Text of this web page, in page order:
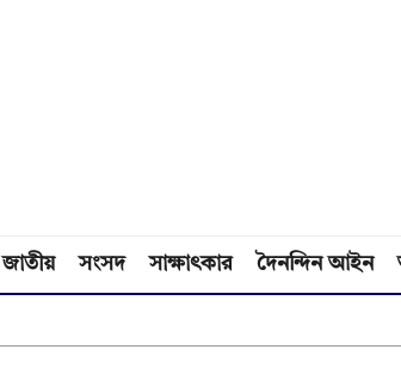
জাতীয় সংসদ সাক্ষাৎকার দৈনন্দিন আইন